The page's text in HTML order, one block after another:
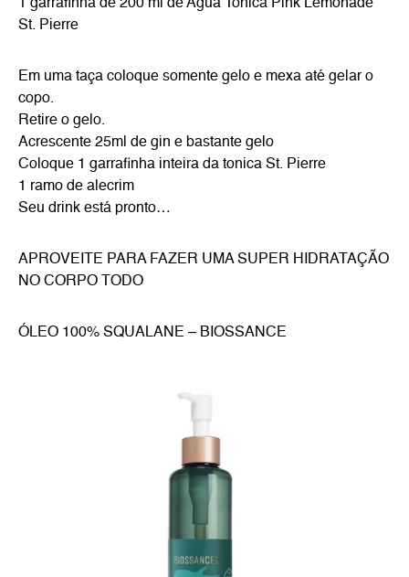
1 garrafinha de 200 ml de Agua Tonica Pink Lemonade
St. Pierre
Em uma taça coloque somente gelo e mexa até gelar o
copo.
Retire o gelo.
Acrescente 25ml de gin e bastante gelo
Coloque 1 garrafinha inteira da tonica St. Pierre
1 ramo de alecrim
Seu drink está pronto…
APROVEITE PARA FAZER UMA SUPER HIDRATAÇÃO
NO CORPO TODO
ÓLEO 100% SQUALANE – BIOSSANCE